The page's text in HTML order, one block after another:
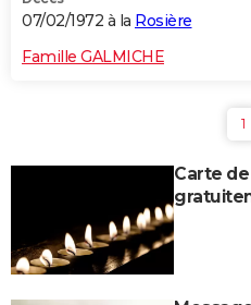
07/02/1972 à la Rosière
Famille GALMICHE
1
Carte